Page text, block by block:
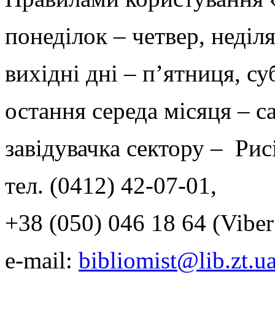
понеділок – четвер,
вихідні дні – п’ятниця,
остання середа місяця –
завідувачка сектору –
тел. (0412) 42-07-01,
+38 (050) 046 18 64
e-mail: